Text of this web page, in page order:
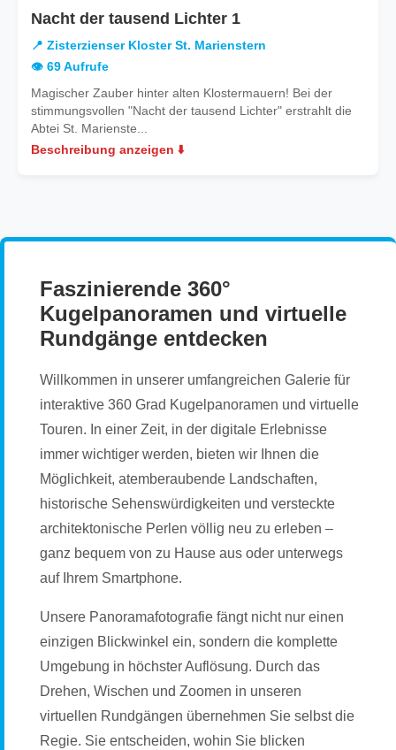
Nacht der tausend Lichter 1
Marienstern
📍 Zisterzienser Kloster St. Marienstern
👁️ 69 Aufrufe
Magischer Zauber hinter alten Klostermauern! Bei der
stimmungsvollen "Nacht der tausend Lichter" erstrahlt die
Abtei St. Marienste...
Beschreibung anzeigen ⬇️
Faszinierende 360°
Kugelpanoramen und virtuelle
Rundgänge entdecken
Willkommen in unserer umfangreichen Galerie für
interaktive 360 Grad Kugelpanoramen und virtuelle
Touren. In einer Zeit, in der digitale Erlebnisse
immer wichtiger werden, bieten wir Ihnen die
Möglichkeit, atemberaubende Landschaften,
historische Sehenswürdigkeiten und versteckte
architektonische Perlen völlig neu zu erleben –
ganz bequem von zu Hause aus oder unterwegs
auf Ihrem Smartphone.
Unsere Panoramafotografie fängt nicht nur einen
einzigen Blickwinkel ein, sondern die komplette
Umgebung in höchster Auflösung. Durch das
Drehen, Wischen und Zoomen in unseren
virtuellen Rundgängen übernehmen Sie selbst die
Regie. Sie entscheiden, wohin Sie blicken